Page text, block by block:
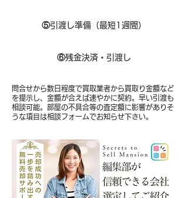
⑤引渡し準備（最短1週間）
⑥残金決済・引渡し
問合せから数日程度で買取業者から買取り金額など
を提示し、金額が合えば速やかに契約。早い引渡も
相談可能。部屋の不具合等の査定額に影響がありそ
うな項目は相談フォームでお知らせ下さい。